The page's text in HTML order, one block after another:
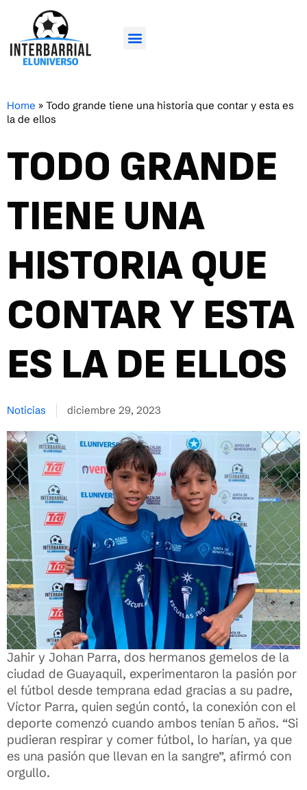
Home » Todo grande tiene una historia que contar y esta es
la de ellos
TODO GRANDE
TIENE UNA
HISTORIA QUE
CONTAR Y ESTA
ES LA DE ELLOS
Noticias diciembre 29, 2023
Jahir y Johan Parra, dos hermanos gemelos de la
ciudad de Guayaquil, experimentaron la pasión por
el fútbol desde temprana edad gracias a su padre,
Víctor Parra, quien según contó, la conexión con el
deporte comenzó cuando ambos tenían 5 años. “Si
pudieran respirar y comer fútbol, lo harían, ya que
es una pasión que llevan en la sangre”, afirmó con
orgullo.